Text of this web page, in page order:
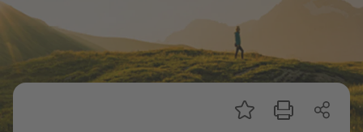
REWE Group als Arbeitgeber
Ausbildung & Studium
Praktikum & Werkstudium